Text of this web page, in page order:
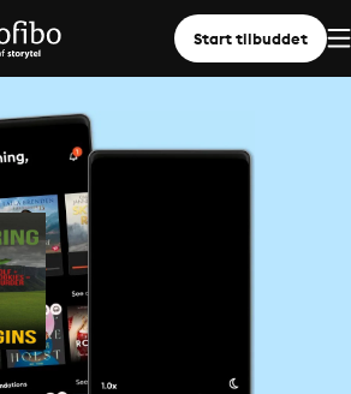
Start tilbuddet